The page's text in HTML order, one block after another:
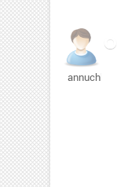
annuchka1